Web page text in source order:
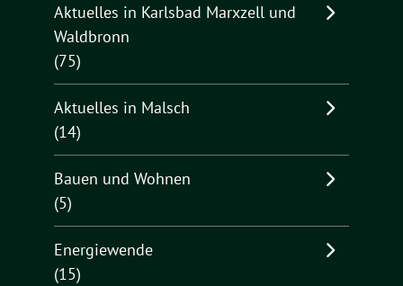
Aktuelles in Karlsbad Marxzell und
Waldbronn
(75)
Aktuelles in Malsch
(14)
Bauen und Wohnen
(5)
Energiewende
(15)